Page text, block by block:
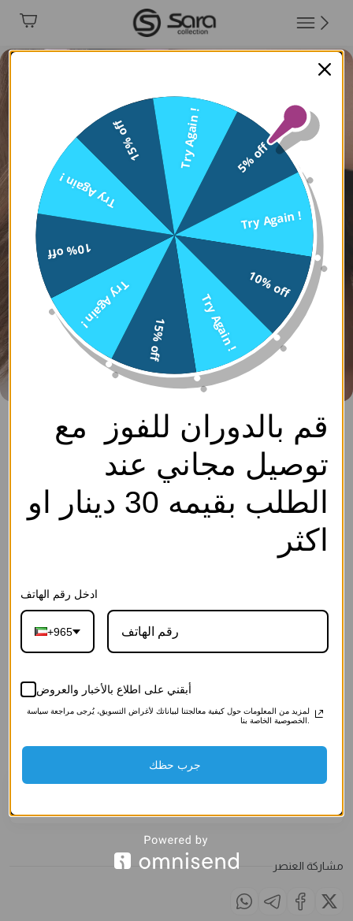
خاتم - ذهبي ابيض - 0
سارة كوليكشن
SKU: FF4081-Gold White-0
اكسسوار- Access.
4.750د.ك
إجـعلـهـا هـديــة
صناعي)
3.500 د.ك
الوردية(ورد
صناعي)
الفاخرة(ورد
صناعي)
الملاحظات
مشاركة العنصر
5% off
Try Again !
10% off
Try Again !
15% off
Try Again !
10% off
Try Again !
15% off Try Again !
قم بالدوران للفوز مع
توصيل مجاني عند
الطلب بقيمه 30 دينار او
اكثر
ادخل رقم الهاتف
+965
أبقني على اطلاع بالأخبار والعروض
لمزيد من المعلومات حول كيفية معالجتنا لبياناتك لأغراض التسويق، يُرجى مراجعة سياسة
جرب حظك